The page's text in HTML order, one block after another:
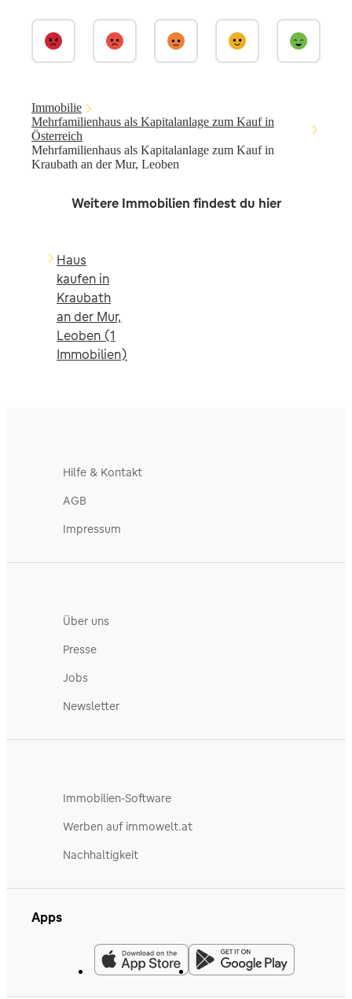
Immobilie
Mehrfamilienhaus als Kapitalanlage zum Kauf in
Österreich
Mehrfamilienhaus als Kapitalanlage zum Kauf in
Kraubath an der Mur, Leoben
Weitere Immobilien findest du hier
Haus
kaufen in
Kraubath
an der Mur,
Leoben (1
Immobilien)
Hilfe & Kontakt
AGB
Impressum
Über uns
Presse
Jobs
Newsletter
Immobilien-Software
Werben auf immowelt.at
Nachhaltigkeit
Apps